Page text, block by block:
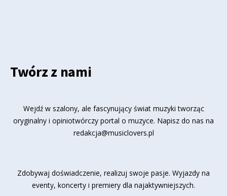
Twórz z nami
Wejdź w szalony, ale fascynujący świat muzyki tworząc
oryginalny i opiniotwórczy portal o muzyce. Napisz do nas na
redakcja@musiclovers.pl
Zdobywaj doświadczenie, realizuj swoje pasje. Wyjazdy na
eventy, koncerty i premiery dla najaktywniejszych.